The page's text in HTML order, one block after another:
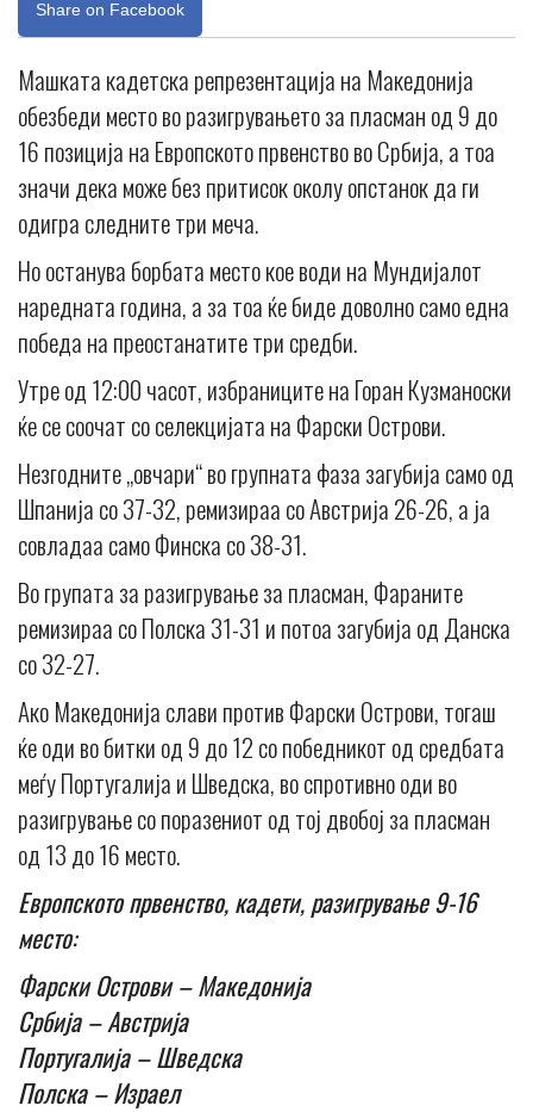
Share on Facebook
Машката кадетска репрезентација на Македонија
обезбеди место во разигрувањето за пласман од 9 до
16 позиција на Европското првенство во Србија, а тоа
значи дека може без притисок околу опстанок да ги
одигра следните три меча.
Но останува борбата место кое води на Мундијалот
наредната година, а за тоа ќе биде доволно само една
победа на преостанатите три средби.
Утре од 12:00 часот, избраниците на Горан Кузманоски
ќе се соочат со селекцијата на Фарски Острови.
Незгодните „овчари“ во групната фаза загубија само од
Шпанија со 37-32, ремизираа со Австрија 26-26, а ја
совладаа само Финска со 38-31.
Во групата за разигрување за пласман, Фараните
ремизираа со Полска 31-31 и потоа загубија од Данска
со 32-27.
Ако Македонија слави против Фарски Острови, тогаш
ќе оди во битки од 9 до 12 со победникот од средбата
меѓу Португалија и Шведска, во спротивно оди во
разигрување со поразениот од тој двобој за пласман
од 13 до 16 место.
Европското првенство, кадети, разигрување 9-16
место:
Фарски Острови – Македонија
Србија – Австрија
Португалија – Шведска
Полска – Израел